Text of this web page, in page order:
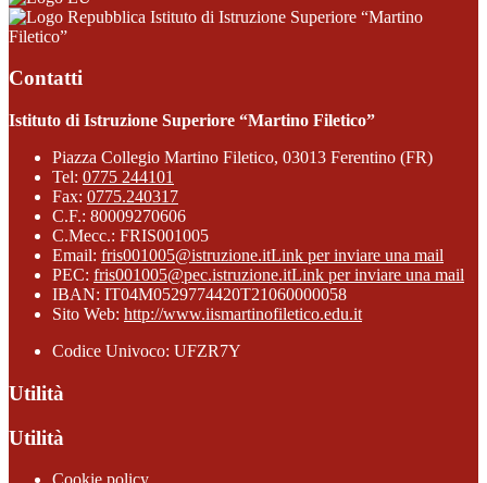
Istituto di Istruzione Superiore “Martino
Filetico”
Contatti
Istituto di Istruzione Superiore “Martino Filetico”
Piazza Collegio Martino Filetico, 03013 Ferentino (FR)
Tel: 0775 244101
Fax: 0775.240317
C.F.: 80009270606
C.Mecc.: FRIS001005
Email: fris001005@istruzione.itLink per inviare una mail
PEC: fris001005@pec.istruzione.itLink per inviare una mail
IBAN: IT04M0529774420T21060000058
Sito Web: http://www.iismartinofiletico.edu.it
Codice Univoco: UFZR7Y
Utilità
Utilità